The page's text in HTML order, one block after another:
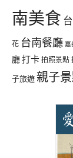
南美食
花 台南餐廳 嘉
廳打卡 拍照景點
子旅遊 親子